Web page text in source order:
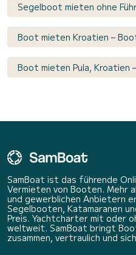
Segelboot mieten ohne
Boot mieten Kroatien –
Boot mieten Pula, Kroatien
SamBoat ist das führende
Vermieten von Booten. Mehr
und gewerblichen Anbietern
Segelbooten, Katamaranen
Preis. Yachtcharter mit oder
weltweit. SamBoat bringt
zusammen, vertraulich und